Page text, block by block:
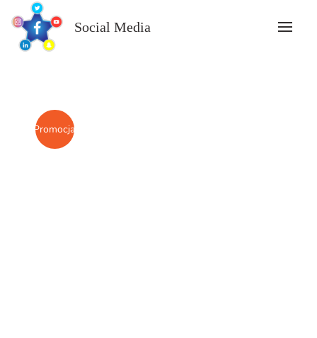
content
Social Media
Promocja!